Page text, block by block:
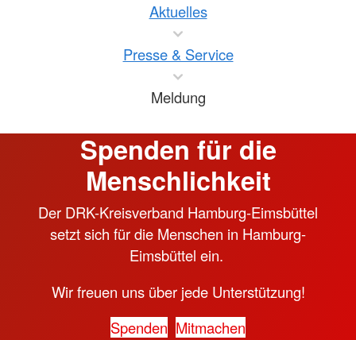
Aktuelles
Presse & Service
Meldung
Spenden für die
Menschlichkeit
Der DRK-Kreisverband Hamburg-Eimsbüttel
setzt sich für die Menschen in Hamburg-
Eimsbüttel ein.
Wir freuen uns über jede Unterstützung!
Spenden Mitmachen